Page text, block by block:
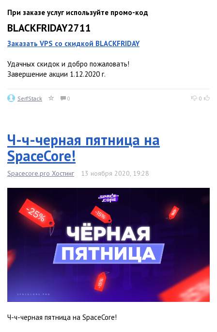
При заказе услуг используйте промо-код
BLACKFRIDAY2711
Заказать VPS со скидкой BLACKFRIDAY
Удачных скидок и добро пожаловать!
Завершение акции 1.12.2020 г.
SerfStack 0 0
Ч-ч-черная пятница на
SpaceCore!
Spacecore.pro Хостинг 13 ноября 2020, 19:28
Ч-ч-черная пятница на SpaceCore!